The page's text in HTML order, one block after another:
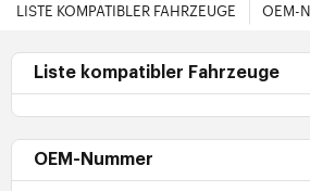
LISTE KOMPATIBLER FAHRZEUGE OEM-
Liste kompatibler Fahrzeuge
OEM-Nummer